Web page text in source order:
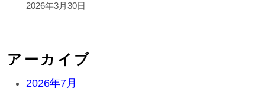
2026年3月30日
アーカイブ
2026年7月